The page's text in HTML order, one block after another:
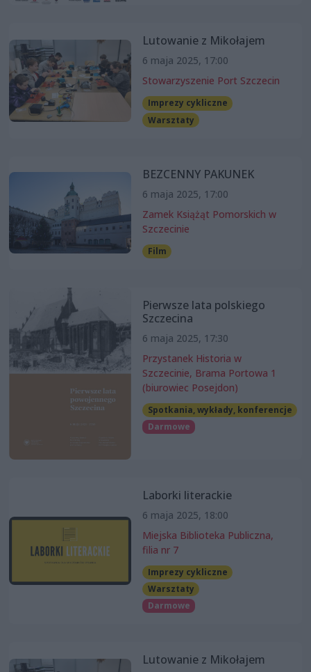
Lutowanie z Mikołajem
6 maja 2025, 17:00
Stowarzyszenie Port Szczecin
Imprezy cykliczne
Warsztaty
BEZCENNY PAKUNEK
6 maja 2025, 17:00
Zamek Książąt Pomorskich w
Szczecinie
Film
Pierwsze lata polskiego
Szczecina
6 maja 2025, 17:30
Przystanek Historia w
Szczecinie, Brama Portowa 1
(biurowiec Posejdon)
Spotkania, wykłady, konferencje
Darmowe
Laborki literackie
6 maja 2025, 18:00
Miejska Biblioteka Publiczna,
filia nr 7
Imprezy cykliczne
Warsztaty
Darmowe
Lutowanie z Mikołajem